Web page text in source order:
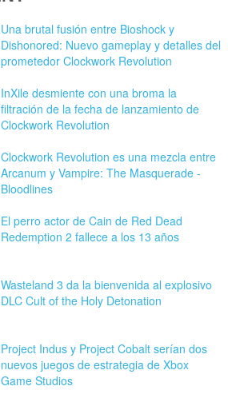
Una brutal fusión entre Bioshock y
Dishonored: Nuevo gameplay y detalles del
prometedor Clockwork Revolution
InXile desmiente con una broma la
filtración de la fecha de lanzamiento de
Clockwork Revolution
Clockwork Revolution es una mezcla entre
Arcanum y Vampire: The Masquerade -
Bloodlines
El perro actor de Cain de Red Dead
Redemption 2 fallece a los 13 años
Wasteland 3 da la bienvenida al explosivo
DLC Cult of the Holy Detonation
Project Indus y Project Cobalt serían dos
nuevos juegos de estrategia de Xbox
Game Studios